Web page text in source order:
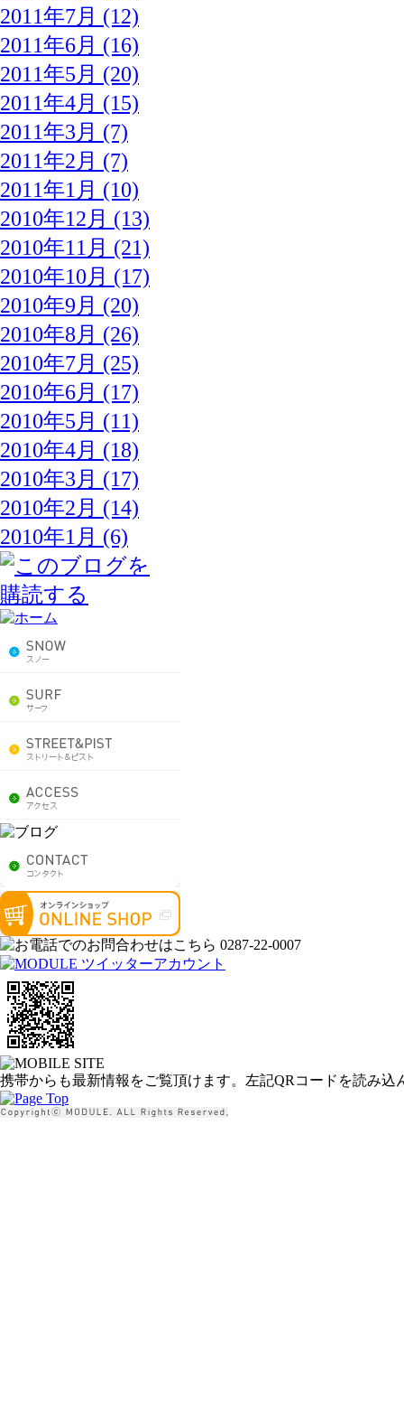
2011年7月 (12)
2011年6月 (16)
2011年5月 (20)
2011年4月 (15)
2011年3月 (7)
2011年2月 (7)
2011年1月 (10)
2010年12月 (13)
2010年11月 (21)
2010年10月 (17)
2010年9月 (20)
2010年8月 (26)
2010年7月 (25)
2010年6月 (17)
2010年5月 (11)
2010年4月 (18)
2010年3月 (17)
2010年2月 (14)
2010年1月 (6)
携帯からも最新情報をご覧頂けます。左記QRコードを読み込